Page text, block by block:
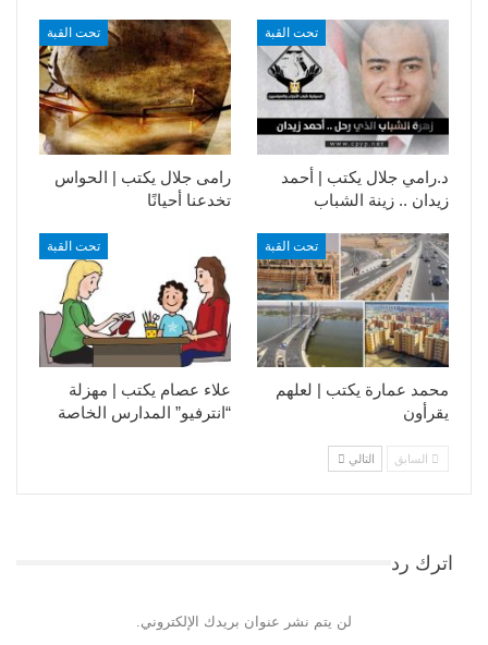
تحت القبة
رامى جلال يكتب | الحواس
تخدعنا أحيانًا
تحت القبة
د.رامي جلال يكتب | أحمد
زيدان .. زينة الشباب
تحت القبة
علاء عصام يكتب | مهزلة
“انترفيو” المدارس الخاصة
تحت القبة
محمد عمارة يكتب | لعلهم
يقرأون
السابق التالي
اترك رد
لن يتم نشر عنوان بريدك الإلكتروني.